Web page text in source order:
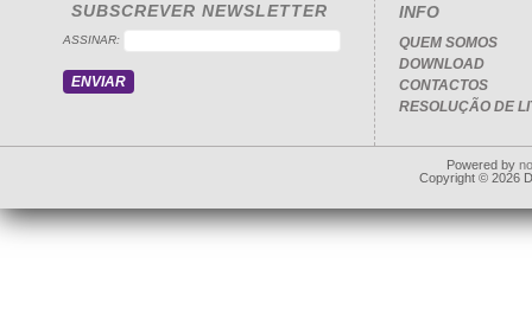
SUBSCREVER NEWSLETTER
ASSINAR:
INFO
QUEM SOMOS
DOWNLOAD
CONTACTOS
RESOLUÇÃO DE
Powered by
Copyright © 2026